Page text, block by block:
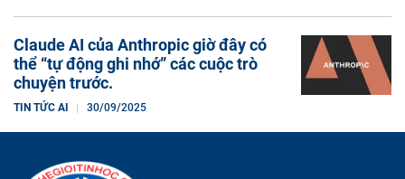
Claude AI của Anthropic giờ đây có
thể “tự động ghi nhớ” các cuộc trò
chuyện trước.
TIN TỨC AI 30/09/2025